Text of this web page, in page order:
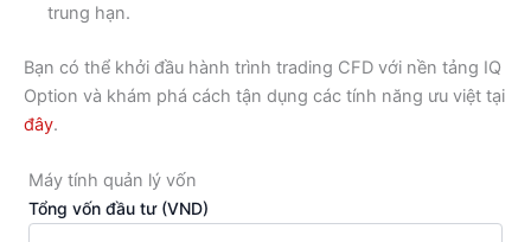
trung hạn.
Bạn có thể khởi đầu hành trình trading CFD với nền tảng IQ
Option và khám phá cách tận dụng các tính năng ưu việt tại
đây.
Máy tính quản lý vốn
Tổng vốn đầu tư (VND)